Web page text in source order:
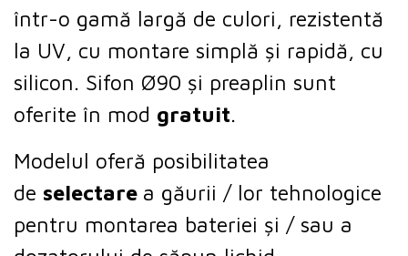
într-o gamă largă de culori, rezistentă
la UV, cu montare simplă și rapidă, cu
silicon. Sifon Ø90 și preaplin sunt
oferite în mod gratuit.
Modelul oferă posibilitatea
de selectare a găurii / lor tehnologice
pentru montarea bateriei și / sau a